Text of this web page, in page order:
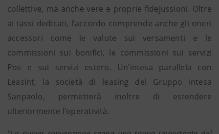
collettive, ma anche vere e proprie fidejussioni. Oltre
ai tassi dedicati, l’accordo comprende anche gli oneri
accessori come le valute sui versamenti e le
commissioni sui bonifici, le commissioni sui servizi
Pos e sui servizi estero. Un’intesa parallela con
Leasint, la società di leasing del Gruppo Intesa
Sanpaolo, permetterà inoltre di estendere
ulteriormente l’operatività.